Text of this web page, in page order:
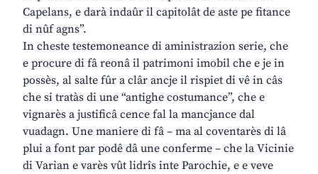
Capelans, e darà indaûr il capitolât de aste pe fitance
di nûf agns”.
In cheste testemoneance di aministrazion serie, che
e procure di fâ reonâ il patrimoni imobil che e je in
possès, al salte fûr a clâr ancje il rispiet di vê in câs
che si tratàs di une “antighe costumance”, che e
vignarès a justificâ cence fal la mancjance dal
vuadagn. Une maniere di fâ – ma al coventarès di lâ
plui a font par podê dâ une conferme – che la Vicinie
di Varian e varès vût lidrîs inte Parochie, e e veve